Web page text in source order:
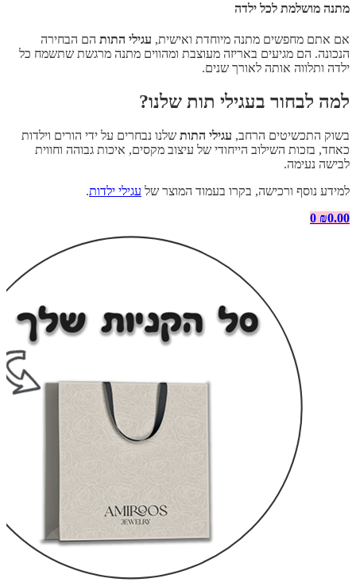
מתנה מושלמת לכל ילדה
אם אתם מחפשים מתנה מיוחדת ואישית, עגילי התות הם הבחירה
הנכונה. הם מגיעים באריזה מעוצבת ומהווים מתנה מרגשת שתשמח כל
ילדה ותלווה אותה לאורך שנים.
למה לבחור בעגילי תות שלנו?
בשוק התכשיטים הרחב, עגילי התות שלנו נבחרים על ידי הורים וילדות
כאחד, בזכות השילוב הייחודי של עיצוב מקסים, איכות גבוהה וחווית
לבישה נעימה.
למידע נוסף ורכישה, בקרו בעמוד המוצר של עגילי ילדות.
₪0.00
0